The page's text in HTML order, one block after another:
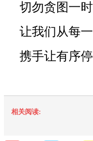
切勿贪图一
让我们从每
携手让有序
相关阅读: